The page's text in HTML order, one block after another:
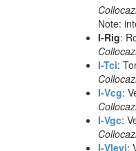
Note:
I-Rig:
I-Tci:
I-Vcg:
I-Vgc:
I-Vlevi: